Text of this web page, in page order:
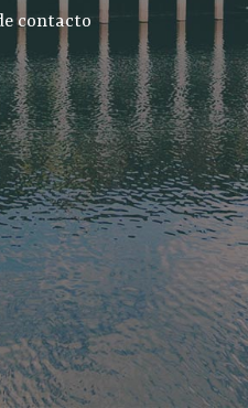
contacto